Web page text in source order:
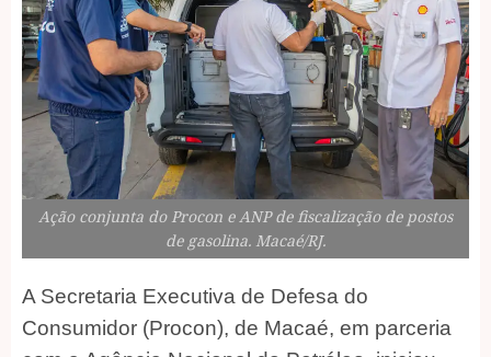
Ação conjunta do Procon e ANP de fiscalização de postos
de gasolina. Macaé/RJ.
A Secretaria Executiva de Defesa do
Consumidor (Procon), de Macaé, em parceria